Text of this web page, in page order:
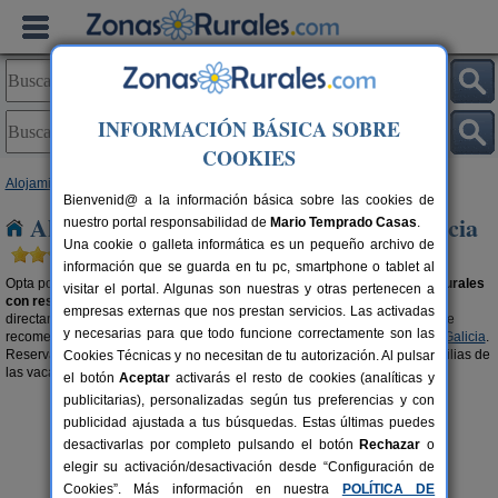
Alojamientos
Alojamientos con reserva online en Galicia
Opta por lo seguro, por unas vacaciones de ensueño alquilandocasas rurales
con reserva online en Galicia
directamente por internet. Para ir directo a la fecha que deseas reservar, te
recomendamos visitar la sección decasas rurales con disponibilidad en Galicia.
Reserva online y prepárate para disfrutar en pareja, con amigos o en familias de
las vacaciones que os merecéis.
INFORMACIÓN BÁSICA SOBRE
COOKIES
Bienvenid@ a la información básica sobre las cookies de
nuestro portal responsabilidad de Mario Temprado Casas.
Una cookie o galleta informática es un pequeño archivo de
información que se guarda en tu pc, smartphone o tablet al
visitar el portal. Algunas son nuestras y otras pertenecen a
empresas externas que nos prestan servicios. Las activadas
y necesarias para que todo funcione correctamente son las
Cookies Técnicas y no necesitan de tu autorización. Al pulsar
el botónAceptar activarás el resto de cookies (analíticas y
publicitarias), personalizadas según tus preferencias y con
publicidad ajustada a tus búsquedas. Estas últimas puedes
desactivarlas por completo pulsando el botón Rechazar o
elegir su activación/desactivación desde “Configuración de
Cookies”. Más información en nuestra
POLÍTICA DE